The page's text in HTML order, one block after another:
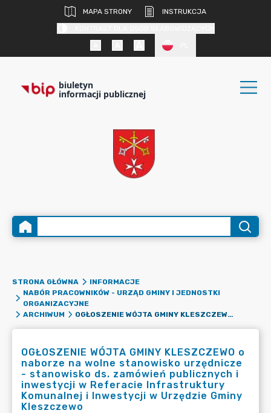
MAPA STRONY
INSTRUKCJA
biuletyn
informacji publicznej
STRONA GŁÓWNA
INFORMACJE
NABÓR PRACOWNIKÓW - URZĄD GMINY I JEDNOSTKI
ORGANIZACYJNE
ARCHIWUM
OGŁOSZENIE WÓJTA GMINY KLESZCZEWO O NABORZE NA WOLNE STANOWISKO URZĘDNICZE - STANOWISKO DS. ZAMÓWIEŃ PUBLICZNYCH I INWESTYCJI W REFERACIE INFRASTRUKTURY KOMUNALNEJ I INWESTYCJI W URZĘDZIE GMINY KLESZCZEWO
OGŁOSZENIE WÓJTA GMINY KLESZCZEWO o
naborze na wolne stanowisko urzędnicze
- stanowisko ds. zamówień publicznych i
inwestycji w Referacie Infrastruktury
Komunalnej i Inwestycji w Urzędzie Gminy
Kleszczewo